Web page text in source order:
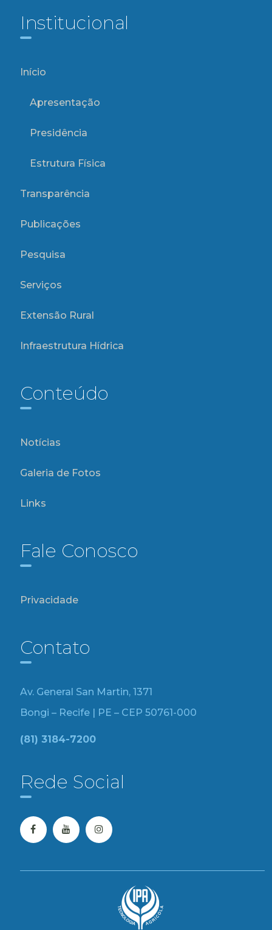
Institucional
Início
Apresentação
Presidência
Estrutura Física
Transparência
Publicações
Pesquisa
Serviços
Extensão Rural
Infraestrutura Hídrica
Conteúdo
Notícias
Galeria de Fotos
Links
Fale Conosco
Privacidade
Contato
Av. General San Martin, 1371
Bongi – Recife | PE – CEP 50761-000
(81) 3184-7200
Rede Social